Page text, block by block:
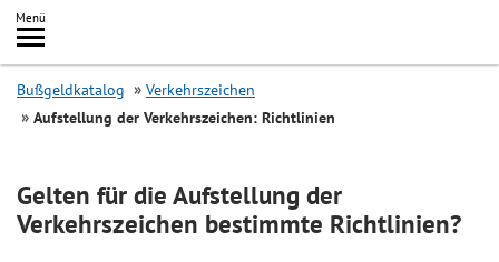
Inhalt
springen
Menü
Search
Bußgeldkatalog
Verkehrszeichen
Aufstellung der Verkehrszeichen: Richtlinien
Gelten für die Aufstellung der
Verkehrszeichen bestimmte Richtlinien?